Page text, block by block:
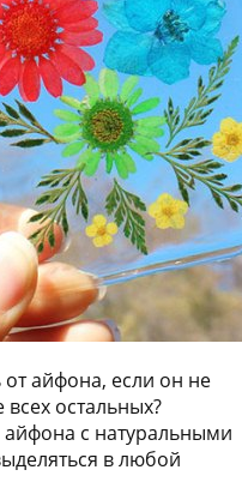
от айфона, если он не
остальных?
с натуральными
в любой